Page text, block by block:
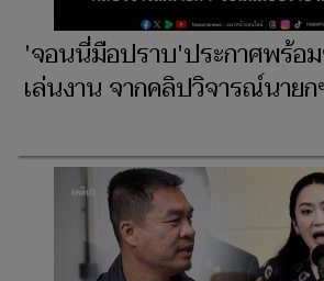
'จอนนี่มือปราบ'ประกาศพร้อ
เล่นงาน จากคลิปวิจารณ์นายก